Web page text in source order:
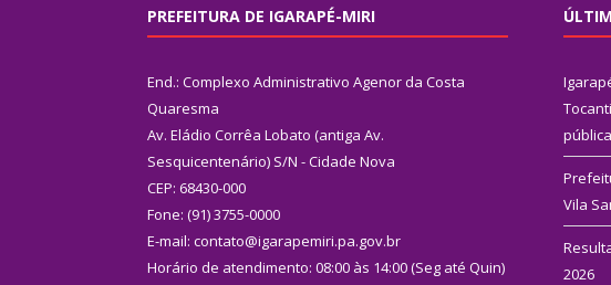
PREFEITURA DE IGARAPÉ-MIRI
End.: Complexo Administrativo Agenor da Costa
Quaresma
Av. Eládio Corrêa Lobato (antiga Av.
Sesquicentenário) S/N - Cidade Nova
CEP: 68430-000
Fone: (91) 3755-0000
E-mail: contato@igarapemiri.pa.gov.br
Horário de atendimento: 08:00 às 14:00 (Seg até Quin)
pública
Vila
2026